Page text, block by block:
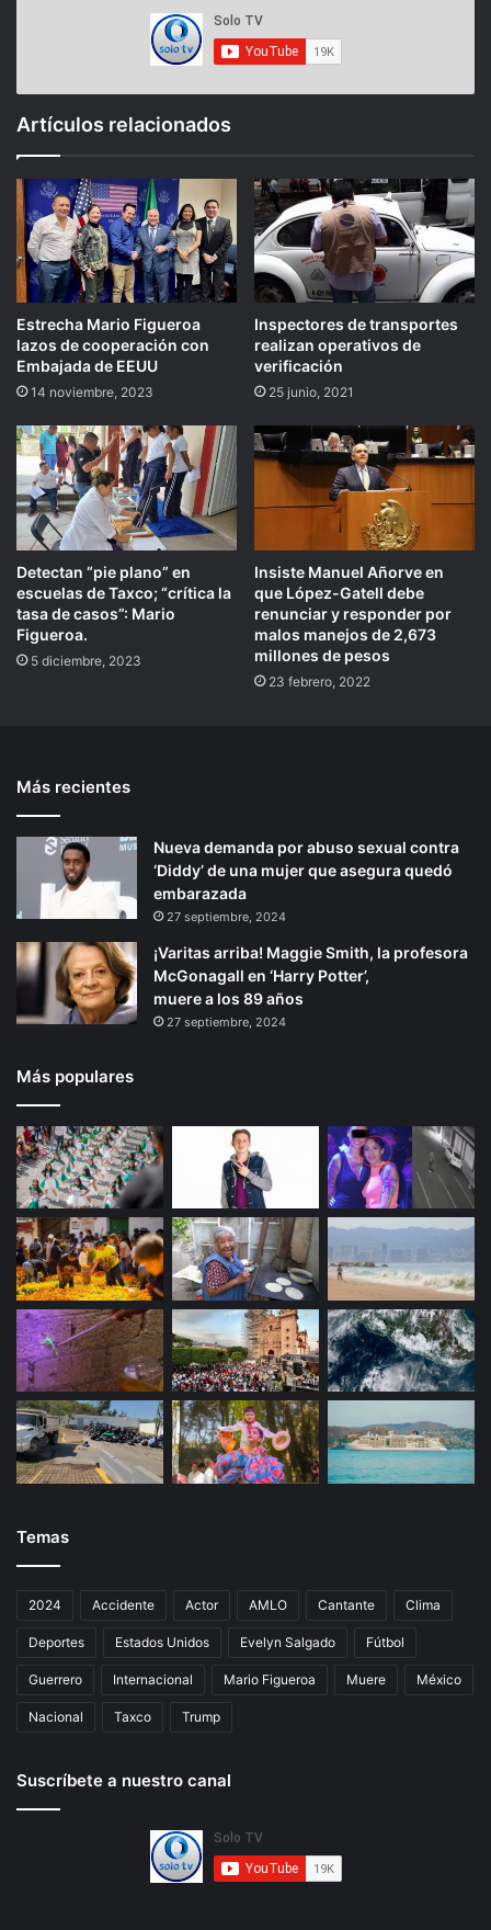
Artículos relacionados
Estrecha Mario Figueroa
lazos de cooperación con
Embajada de EEUU
14 noviembre, 2023
Inspectores de transportes
realizan operativos de
verificación
25 junio, 2021
Detectan “pie plano” en
escuelas de Taxco; “crítica la
tasa de casos”: Mario
Figueroa.
5 diciembre, 2023
Insiste Manuel Añorve en
que López-Gatell debe
renunciar y responder por
malos manejos de 2,673
millones de pesos
23 febrero, 2022
Más recientes
Nueva demanda por abuso sexual contra
‘Diddy’ de una mujer que asegura quedó
embarazada
27 septiembre, 2024
¡Varitas arriba! Maggie Smith, la profesora
McGonagall en ‘Harry Potter’,
muere a los 89 años
27 septiembre, 2024
Más populares
Temas
2024 Accidente Actor AMLO Cantante Clima
Deportes Estados Unidos Evelyn Salgado Fútbol
Guerrero Internacional Mario Figueroa Muere México
Nacional Taxco Trump
Suscríbete a nuestro canal